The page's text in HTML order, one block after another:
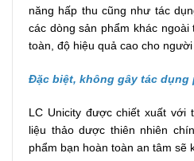
năng hấp thu cũng như tác
các dòng sản phẩm khác
toàn, độ hiệu quả cao cho người
Đặc biệt, không gây tác dụng
LC Unicity được chiết xuất với
liệu thảo dược thiên nhiên
phẩm bạn hoàn toàn an tâm sẽ